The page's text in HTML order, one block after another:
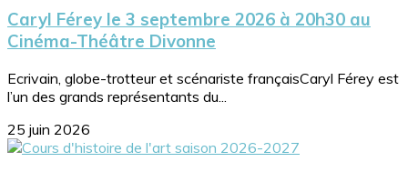
Caryl Férey le 3 septembre 2026 à 20h30 au
Cinéma-Théâtre Divonne
Ecrivain, globe-trotteur et scénariste françaisCaryl Férey est
l’un des grands représentants du...
25 juin 2026